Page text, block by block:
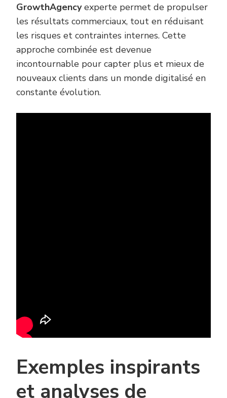
GrowthAgencyexperte permet de propulser
les résultats commerciaux, tout en réduisant
les risques et contraintes internes. Cette
approche combinée est devenue
incontournable pour capter plus et mieux de
nouveaux clients dans un monde digitalisé en
constante évolution.
Exemples inspirants
et analyses de